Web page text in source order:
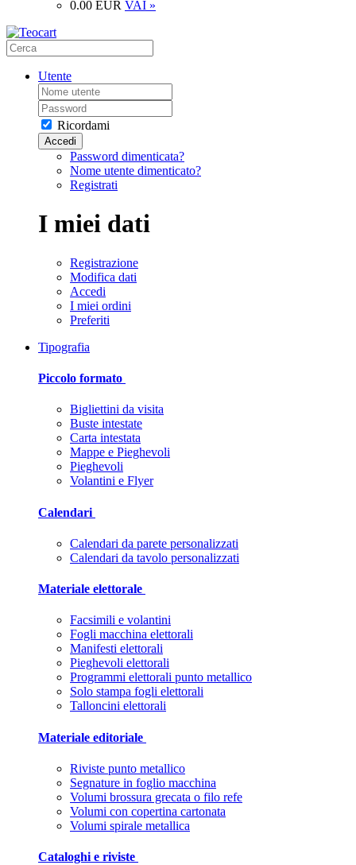
0.00 EUR VAI »
Utente
Ricordami
Accedi
Password dimenticata?
Nome utente dimenticato?
Registrati
I miei dati
Registrazione
Modifica dati
Accedi
I miei ordini
Preferiti
Tipografia
Piccolo formato
Bigliettini da visita
Buste intestate
Carta intestata
Mappe e Pieghevoli
Pieghevoli
Volantini e Flyer
Calendari
Calendari da parete personalizzati
Calendari da tavolo personalizzati
Materiale elettorale
Facsimili e volantini
Fogli macchina elettorali
Manifesti elettorali
Pieghevoli elettorali
Programmi elettorali punto metallico
Solo stampa fogli elettorali
Talloncini elettorali
Materiale editoriale
Riviste punto metallico
Segnature in foglio macchina
Volumi brossura grecata o filo refe
Volumi con copertina cartonata
Volumi spirale metallica
Cataloghi e riviste